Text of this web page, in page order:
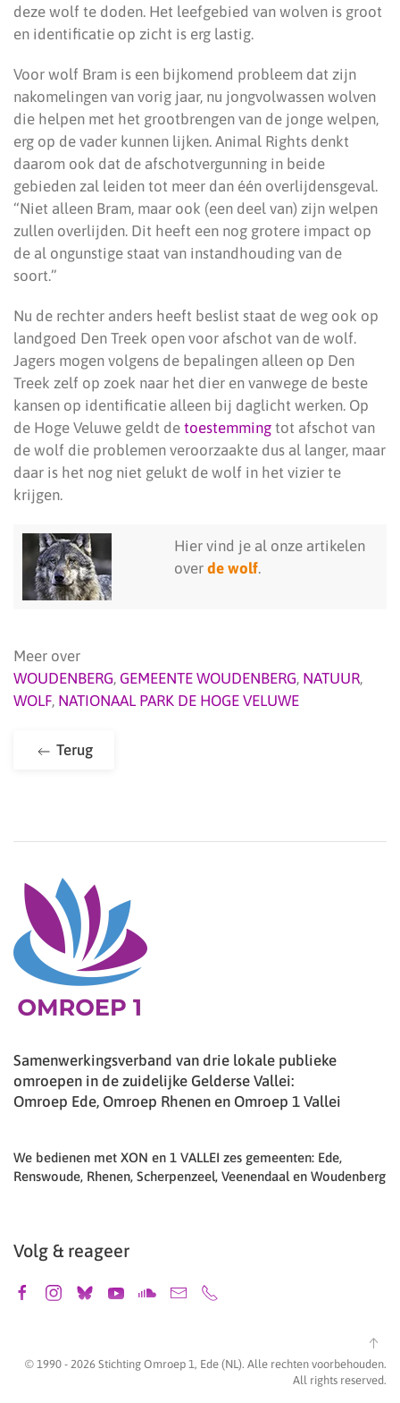
deze wolf te doden. Het leefgebied van wolven is groot
en identificatie op zicht is erg lastig.
Voor wolf Bram is een bijkomend probleem dat zijn
nakomelingen van vorig jaar, nu jongvolwassen wolven
die helpen met het grootbrengen van de jonge welpen,
erg op de vader kunnen lijken. Animal Rights denkt
daarom ook dat de afschotvergunning in beide
gebieden zal leiden tot meer dan één overlijdensgeval.
“Niet alleen Bram, maar ook (een deel van) zijn welpen
zullen overlijden. Dit heeft een nog grotere impact op
de al ongunstige staat van instandhouding van de
soort.”
Nu de rechter anders heeft beslist staat de weg ook op
landgoed Den Treek open voor afschot van de wolf.
Jagers mogen volgens de bepalingen alleen op Den
Treek zelf op zoek naar het dier en vanwege de beste
kansen op identificatie alleen bij daglicht werken. Op
de Hoge Veluwe geldt de toestemming tot afschot van
de wolf die problemen veroorzaakte dus al langer, maar
daar is het nog niet gelukt de wolf in het vizier te
krijgen.
Hier vind je al onze artikelen
over de wolf.
Meer over
WOUDENBERG, GEMEENTE WOUDENBERG, NATUUR,
WOLF, NATIONAAL PARK DE HOGE VELUWE
Terug
Samenwerkingsverband van drie lokale publieke
omroepen in de zuidelijke Gelderse Vallei:
Omroep Ede, Omroep Rhenen en Omroep 1 Vallei
We bedienen met XON en 1 VALLEI zes gemeenten: Ede,
Renswoude, Rhenen, Scherpenzeel, Veenendaal en Woudenberg
Volg & reageer
© 1990 - 2026 Stichting Omroep 1, Ede (NL). Alle rechten voorbehouden.
All rights reserved.